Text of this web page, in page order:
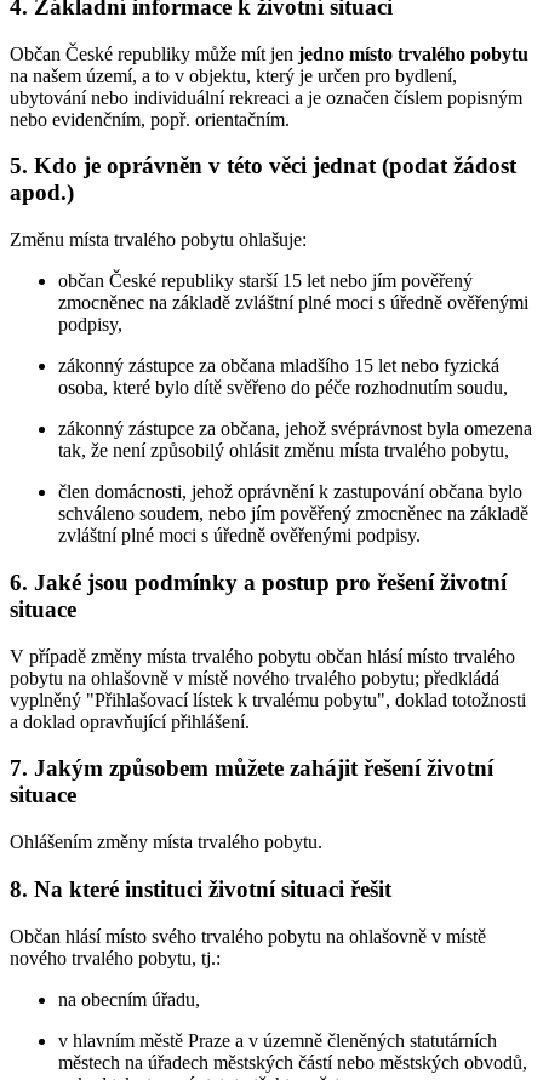
4. Základní informace k životní situaci
Občan České republiky může mít jen jedno místo trvalého pobytu
na našem území, a to v objektu, který je určen pro bydlení,
ubytování nebo individuální rekreaci a je označen číslem popisným
nebo evidenčním, popř. orientačním.
5. Kdo je oprávněn v této věci jednat (podat žádost
apod.)
Změnu místa trvalého pobytu ohlašuje:
občan České republiky starší 15 let nebo jím pověřený
zmocněnec na základě zvláštní plné moci s úředně ověřenými
podpisy,
zákonný zástupce za občana mladšího 15 let nebo fyzická
osoba, které bylo dítě svěřeno do péče rozhodnutím soudu,
zákonný zástupce za občana, jehož svéprávnost byla omezena
tak, že není způsobilý ohlásit změnu místa trvalého pobytu,
člen domácnosti, jehož oprávnění k zastupování občana bylo
schváleno soudem, nebo jím pověřený zmocněnec na základě
zvláštní plné moci s úředně ověřenými podpisy.
6. Jaké jsou podmínky a postup pro řešení životní
situace
V případě změny místa trvalého pobytu občan hlásí místo trvalého
pobytu na ohlašovně v místě nového trvalého pobytu; předkládá
vyplněný "Přihlašovací lístek k trvalému pobytu", doklad totožnosti
a doklad opravňující přihlášení.
7. Jakým způsobem můžete zahájit řešení životní
situace
Ohlášením změny místa trvalého pobytu.
8. Na které instituci životní situaci řešit
Občan hlásí místo svého trvalého pobytu na ohlašovně v místě
nového trvalého pobytu, tj.:
na obecním úřadu,
v hlavním městě Praze a v územně členěných statutárních
městech na úřadech městských částí nebo městských obvodů,